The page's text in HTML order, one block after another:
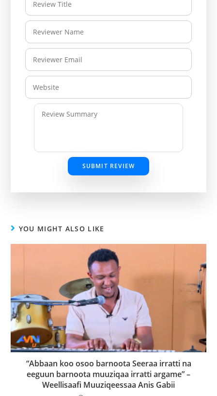
SUBMIT REVIEW
YOU MIGHT ALSO LIKE
“Abbaan koo osoo barnoota Seeraa irratti na
eeguun barnoota muuziqaa irratti argame” –
Weellisaafi Muuziqeessaa Anis Gabii